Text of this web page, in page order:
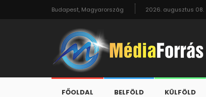
Budapest, Magyarország 2026. augusztus 08.
FŐOLDAL BELFÖLD KÜLFÖLD